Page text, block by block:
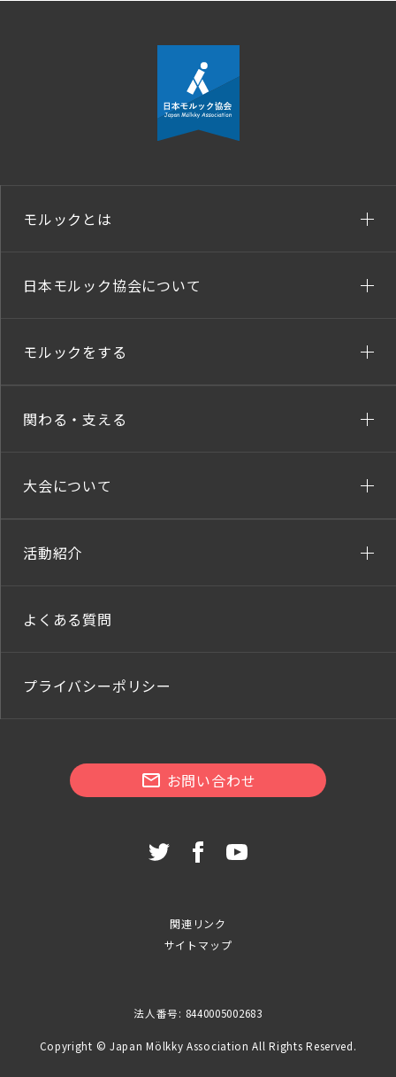
モルックとは
日本モルック協会について
モルックをする
関わる・支える
大会について
活動紹介
よくある質問
プライバシーポリシー
お問い合わせ
関連リンク
サイトマップ
法人番号: 8440005002683
Copyright © Japan Mölkky Association All Rights Reserved.